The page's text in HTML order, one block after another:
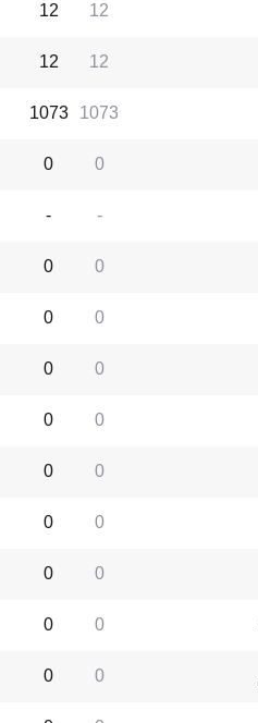
12
12
12
12
1073
1073
0
0
-
-
0
0
0
0
0
0
0
0
0
0
0
0
0
0
0
0
0
0